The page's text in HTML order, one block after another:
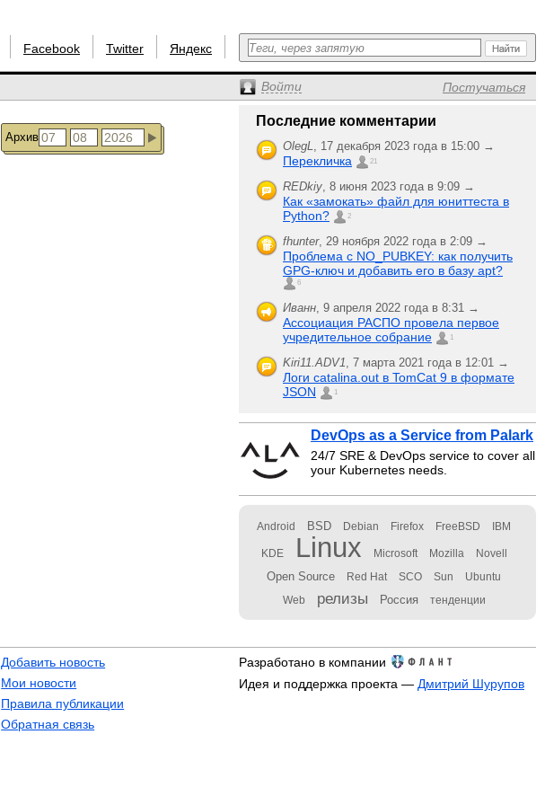
Facebook Twitter Яндекс
Войти Постучаться
Архив
Последние комментарии
OlegL, 17 декабря 2023 года в 15:00 →
Перекличка 21
REDkiy, 8 июня 2023 года в 9:09 →
Как «замокать» файл для юниттеста в
Python?
2
fhunter, 29 ноября 2022 года в 2:09 →
Проблема с NO_PUBKEY: как получить
GPG-ключ и добавить его в базу apt?
6
Иванн, 9 апреля 2022 года в 8:31 →
Ассоциация РАСПО провела первое
учредительное собрание
1
Kiri11.ADV1, 7 марта 2021 года в 12:01 →
Логи catalina.out в TomCat 9 в формате
JSON
1
DevOps as a Service from Palark
24/7 SRE & DevOps service to cover all
your Kubernetes needs.
Android BSD Debian Firefox FreeBSD IBM
KDE Linux Microsoft Mozilla Novell
Open Source Red Hat SCO Sun Ubuntu
Web релизы Россия тенденции
Добавить новость
Мои новости
Правила публикации
Обратная связь
Разработано в компании
Идея и поддержка проекта — Дмитрий Шурупов